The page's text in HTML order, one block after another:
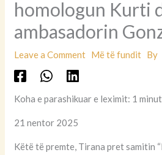
homologun Kurti
ambasadorin
Leave a Comment Më të fundit By
Koha e parashikuar e leximit: 1 minut
21 nentor 2025
Këtë të premte, Tirana pret samitin